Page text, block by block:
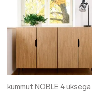
kummut NOBLE 4 uksega